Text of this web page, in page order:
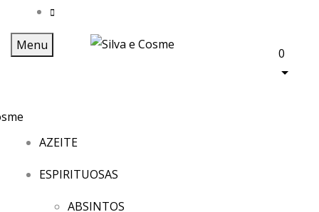
Menu
0
AZEITE
ESPIRITUOSAS
ABSINTOS